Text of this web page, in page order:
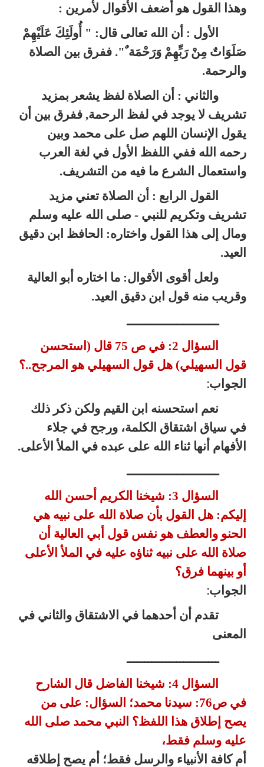
وهذا القول هو أضعف الأقوال لأمرين :
الأول : أن الله تعالى قال: " أُولَئِكَ عَلَيْهِمْ
صَلَوَاتٌ مِنْ رَبِّهِمْ وَرَحْمَة ٌ". ففرق بين الصلاة
والرحمة.
والثاني : أن الصلاة لفظ يشعر بمزيد
تشريف لا يوجد في لفظ الرحمة, ففرق بين أن
يقول الإنسان اللهم صل على محمد وبين
رحمه الله ففي اللفظ الأول في لغة العرب
واستعمال الشرع ما فيه من التشريف.
القول الرابع : أن الصلاة تعني مزيد
تشريف وتكريم للنبي - صلى الله عليه وسلم
ومال إلى هذا القول واختاره: الحافظ ابن دقيق
العيد.
ولعل أقوى الأقوال: ما اختاره أبو العالية
وقريب منه قول ابن دقيق العيد.
ــــــــــــــــــــــــــ
السؤال 2: في ص 75 قال (استحسن
قول السهيلي) هل قول السهيلي هو المرجح..؟
الجواب:
نعم استحسنه ابن القيم ولكن ذكر ذلك
في سياق اشتقاق الكلمة، ورجح في جلاء
الأفهام أنها ثناء الله على عبده في الملأ الأعلى.
ــــــــــــــــــــــــــ
السؤال 3: شيخنا الكريم أحسن الله
إليكم: هل القول بأن صلاة الله على نبيه هي
الحنو والعطف هو نفس قول أبي العالية أن
صلاة الله على نبيه ثناؤه عليه في الملأ الأعلى
أو بينهما فرق؟
الجواب:
تقدم أن أحدهما في الاشتقاق والثاني في
المعنى
ــــــــــــــــــــــــــ
السؤال 4: شيخنا الفاضل قال الشارح
في ص76: سيدنا محمد؛ السؤال: على من
يصح إطلاق هذا اللفظ؟ النبي محمد صلى الله
عليه وسلم فقط،
أم كافة الأنبياء والرسل فقط؛ أم يصح إطلاقه